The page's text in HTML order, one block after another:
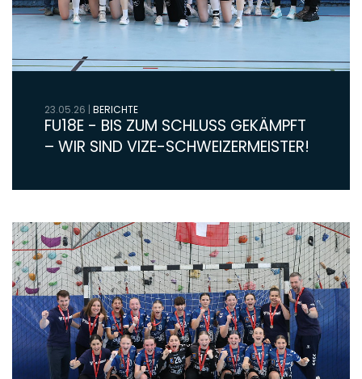
23.05.26 | BERICHTE
FU18E - BIS ZUM SCHLUSS GEKÄMPFT
– WIR SIND VIZE-SCHWEIZERMEISTER!